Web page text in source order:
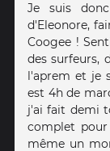
Je suis
d'Eleonore,
Coogee !
des surfeurs,
l'aprem et je
est 4h de
j'ai fait demi
complet
même un